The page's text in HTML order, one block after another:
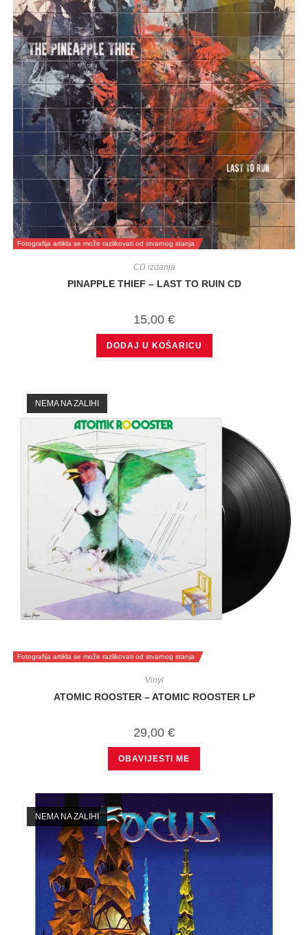
Fotografija artikla se može razlikovati od stvarnog stanja
CD izdanja
PINAPPLE THIEF – LAST TO RUIN CD
15,00 €
DODAJ U KOŠARICU
Fotografija artikla se može razlikovati od stvarnog stanja
NEMA NA ZALIHI
Vinyl
ATOMIC ROOSTER – ATOMIC ROOSTER LP
29,00 €
OBAVIJESTI ME
NEMA NA ZALIHI